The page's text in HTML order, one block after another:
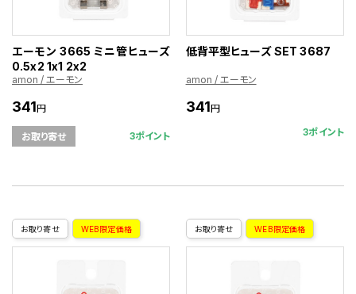
エーモン 3665 ミニ管ヒューズ
0.5x2 1x1 2x2
amon / エーモン
341円
お取り寄せ 3ポイント
低背平型ヒューズ SET 3687
amon / エーモン
341円
3ポイント
お取り寄せ WEB限定価格 お取り寄せ WEB限定価格